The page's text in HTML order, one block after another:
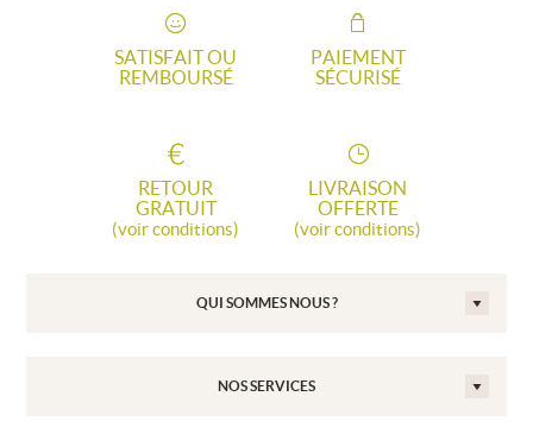
SATISFAIT OU
REMBOURSÉ
PAIEMENT
SÉCURISÉ
RETOUR
GRATUIT
(voir conditions)
LIVRAISON
OFFERTE
(voir conditions)
QUI SOMMES NOUS ?
NOS SERVICES